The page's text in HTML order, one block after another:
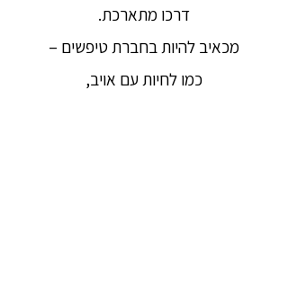
דרכו מתארכת.
מכאיב להיות בחברת טיפשים –
כמו לחיות עם אויב,